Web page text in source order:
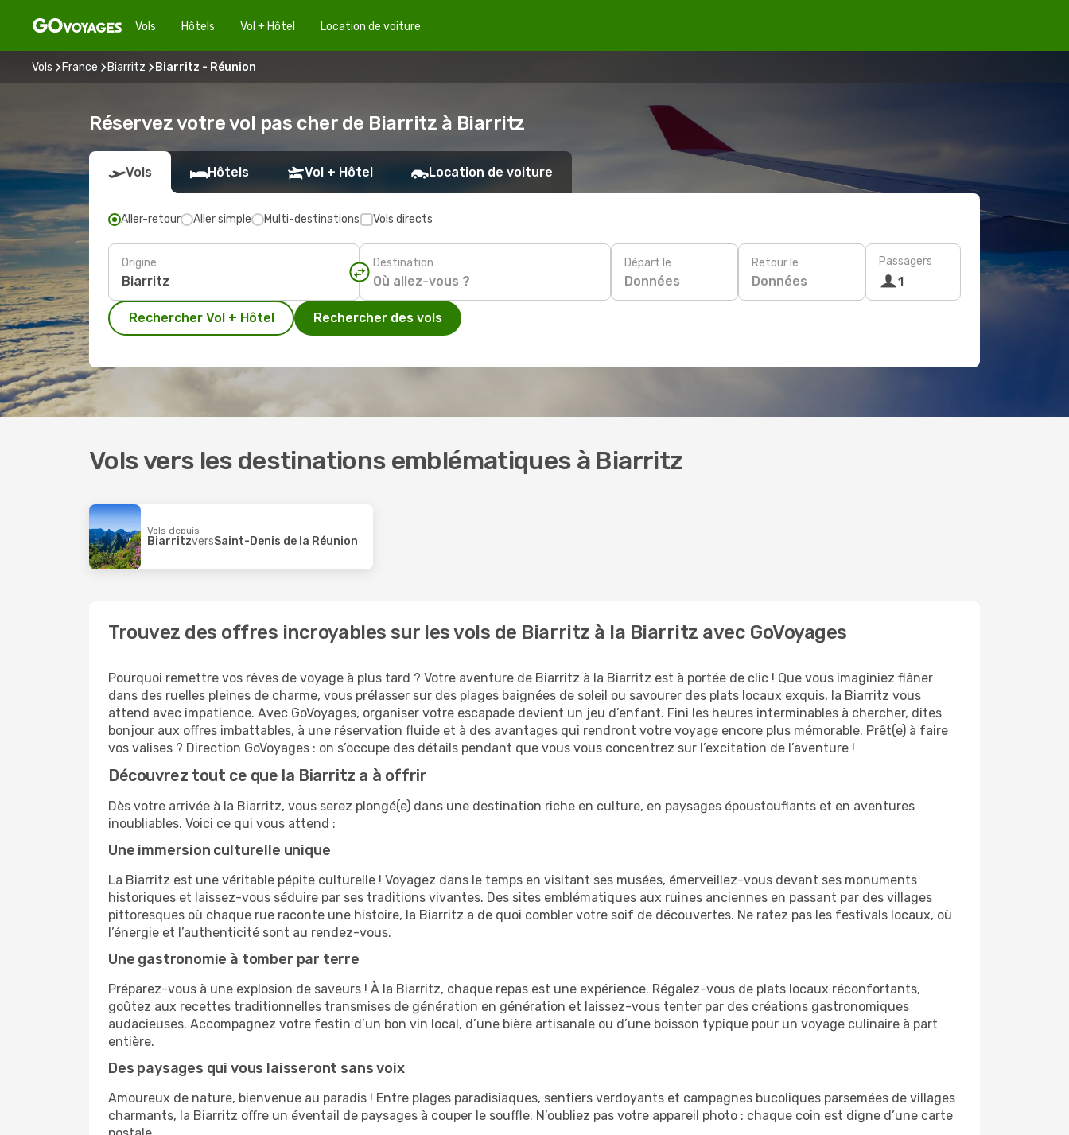
Vols Hôtels Vol + Hôtel Location de voiture
Vols France Biarritz Biarritz - Réunion
Réservez votre vol pas cher de Biarritz à Biarritz
Vols Hôtels Vol + Hôtel Location de voiture
Aller-retour Aller simple Multi-destinations Vols directs
Origine Destination Départ le
Données
Retour le
Données
Passagers
1
Rechercher Vol + Hôtel Rechercher des vols
Vols vers les destinations emblématiques à Biarritz
Vols depuis
BiarritzversSaint-Denis de la Réunion
Trouvez des offres incroyables sur les vols de Biarritz à la Biarritz avec GoVoyages
Pourquoi remettre vos rêves de voyage à plus tard ? Votre aventure de Biarritz à la Biarritz est à portée de clic ! Que vous imaginiez flâner
dans des ruelles pleines de charme, vous prélasser sur des plages baignées de soleil ou savourer des plats locaux exquis, la Biarritz vous
attend avec impatience. Avec GoVoyages, organiser votre escapade devient un jeu d’enfant. Fini les heures interminables à chercher, dites
bonjour aux offres imbattables, à une réservation fluide et à des avantages qui rendront votre voyage encore plus mémorable. Prêt(e) à faire
vos valises ? Direction GoVoyages : on s’occupe des détails pendant que vous vous concentrez sur l’excitation de l’aventure !
Découvrez tout ce que la Biarritz a à offrir
Dès votre arrivée à la Biarritz, vous serez plongé(e) dans une destination riche en culture, en paysages époustouflants et en aventures
inoubliables. Voici ce qui vous attend :
Une immersion culturelle unique
La Biarritz est une véritable pépite culturelle ! Voyagez dans le temps en visitant ses musées, émerveillez-vous devant ses monuments
historiques et laissez-vous séduire par ses traditions vivantes. Des sites emblématiques aux ruines anciennes en passant par des villages
pittoresques où chaque rue raconte une histoire, la Biarritz a de quoi combler votre soif de découvertes. Ne ratez pas les festivals locaux, où
l’énergie et l’authenticité sont au rendez-vous.
Une gastronomie à tomber par terre
Préparez-vous à une explosion de saveurs ! À la Biarritz, chaque repas est une expérience. Régalez-vous de plats locaux réconfortants,
goûtez aux recettes traditionnelles transmises de génération en génération et laissez-vous tenter par des créations gastronomiques
audacieuses. Accompagnez votre festin d’un bon vin local, d’une bière artisanale ou d’une boisson typique pour un voyage culinaire à part
entière.
Des paysages qui vous laisseront sans voix
Amoureux de nature, bienvenue au paradis ! Entre plages paradisiaques, sentiers verdoyants et campagnes bucoliques parsemées de villages
charmants, la Biarritz offre un éventail de paysages à couper le souffle. N’oubliez pas votre appareil photo : chaque coin est digne d’une carte